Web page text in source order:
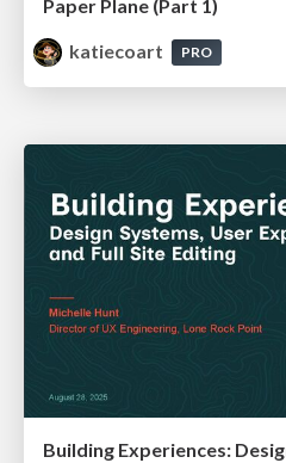
Paper Plane (Part 1)
katiecoart
PRO